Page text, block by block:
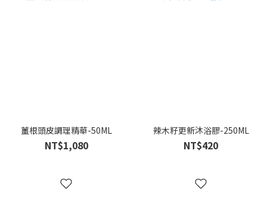
薑根頭皮調理精華-50ML
NT$1,080
辣木籽更新沐浴膠-250ML
NT$420